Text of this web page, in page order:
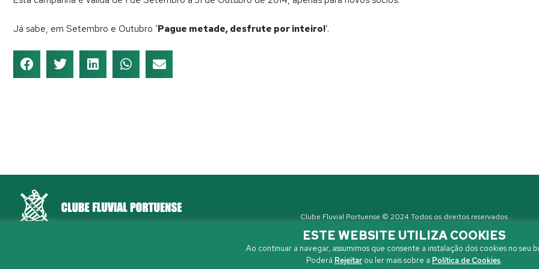
Já sabe, em Setembro e Outubro ‘Pague metade, desfrute por inteiro!‘.
Clube Fluvial Portuense © 2024 Todos os direitos reservados
ESTE WEBSITE UTILIZA COOKIES
Ao continuar a navegar, assumimos que consente a instalação dos cookies no seu
Poderá Rejeitar ou ler mais sobre a Política de Cookies.